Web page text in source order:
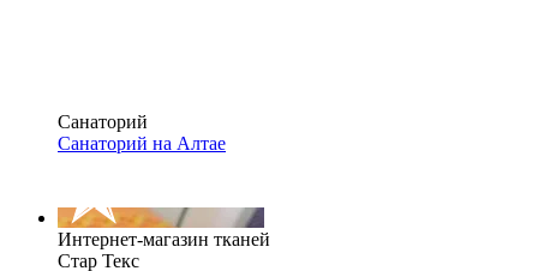
Санаторий
Санаторий на Алтае
Интернет-магазин тканей
Стар Текс